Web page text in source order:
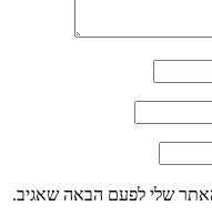
שלי לפעם הבאה שאגיב.